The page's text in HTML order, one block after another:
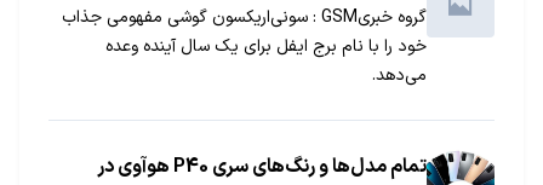
گروه خبریGSM : سونی‌اریکسون گوشی مفهومی جذاب
خود را با نام برج ایفل برای یک سال آینده وعده
می‌دهد.
تمام مدل‌ها و رنگ‌های سری P40 هوآوی در